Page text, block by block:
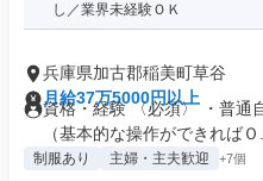
し／業界未経験ＯＫ
兵庫県加古郡稲美町草谷
月給37万5000円以上
資格・経験 〈必須〉 ・普通
（基本的な操作ができればＯ...
制服あり 主婦・主夫歓迎 +7個